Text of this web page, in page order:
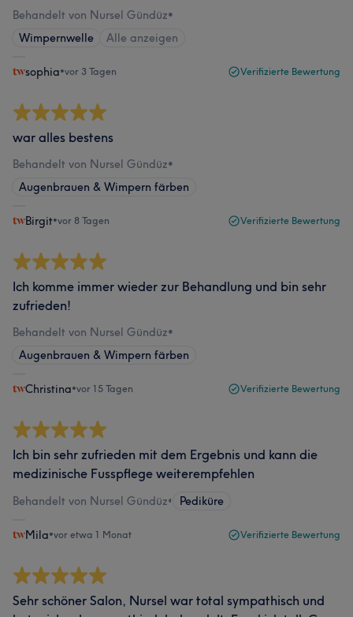
Behandelt von Nursel Gündüz•
Wimpernwelle
Alle anzeigen
sophia•vor 3 Tagen Verifizierte Bewertung
war alles bestens
Behandelt von Nursel Gündüz•
Augenbrauen & Wimpern färben
Birgit•vor 8 Tagen Verifizierte Bewertung
Ich komme immer wieder zur Behandlung und bin sehr
zufrieden!
Behandelt von Nursel Gündüz•
Augenbrauen & Wimpern färben
Christina•vor 15 Tagen Verifizierte Bewertung
Ich bin sehr zufrieden mit dem Ergebnis und kann die
medizinische Fusspflege weiterempfehlen
Behandelt von Nursel Gündüz• Pediküre
Mila•vor etwa 1 Monat Verifizierte Bewertung
Sehr schöner Salon, Nursel war total sympathisch und